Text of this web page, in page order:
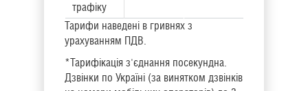
трафіку
Тарифи наведені в гривнях з
урахуванням ПДВ.
*Тарифікація з'єднання посекундна.
Дзвінки по Україні (за винятком дзвінків